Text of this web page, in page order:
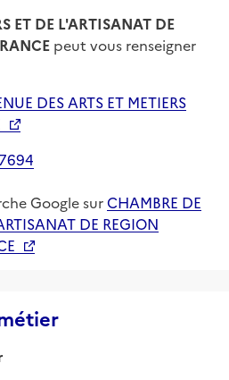
ET DE L'ARTISANAT DE
peut vous renseigner
DES ARTS ET METIERS
Google surCHAMBRE DE
DE REGION